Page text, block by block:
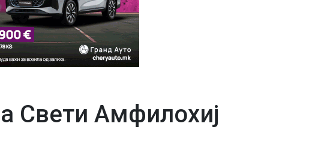
Свети Амфилохиј